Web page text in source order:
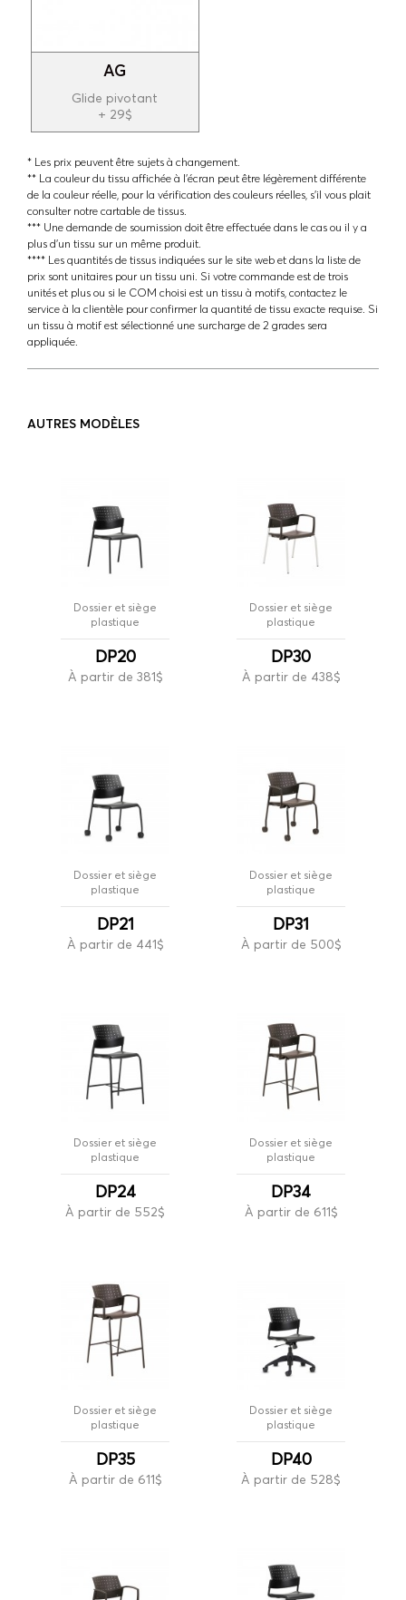
AG
Glide pivotant
+ 29$
* Les prix peuvent être sujets à changement.
** La couleur du tissu affichée à l'écran peut être légèrement différente
de la couleur réelle, pour la vérification des couleurs réelles, s'il vous plait
consulter notre cartable de tissus.
*** Une demande de soumission doit être effectuée dans le cas ou il y a
plus d'un tissu sur un même produit.
**** Les quantités de tissus indiquées sur le site web et dans la liste de
prix sont unitaires pour un tissu uni. Si votre commande est de trois
unités et plus ou si le COM choisi est un tissu à motifs, contactez le
service à la clientèle pour confirmer la quantité de tissu exacte requise. Si
un tissu à motif est sélectionné une surcharge de 2 grades sera
appliquée.
AUTRES MODÈLES
Dossier et siège
plastique
DP20
À partir de 381$
Dossier et siège
plastique
DP30
À partir de 438$
Dossier et siège
plastique
DP21
À partir de 441$
Dossier et siège
plastique
DP31
À partir de 500$
Dossier et siège
plastique
DP24
À partir de 552$
Dossier et siège
plastique
DP34
À partir de 611$
Dossier et siège
plastique
DP35
À partir de 611$
Dossier et siège
plastique
DP40
À partir de 528$